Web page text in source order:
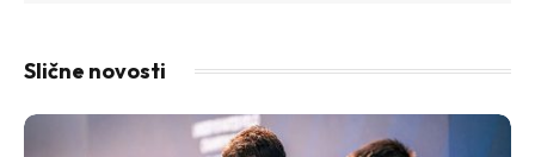
Slične novosti